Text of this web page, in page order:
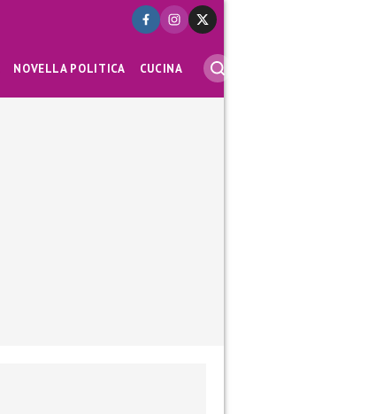
NOVELLA POLITICA CUCINA